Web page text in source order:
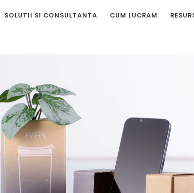
SOLUTII SI CONSULTANTA CUM LUCRAM